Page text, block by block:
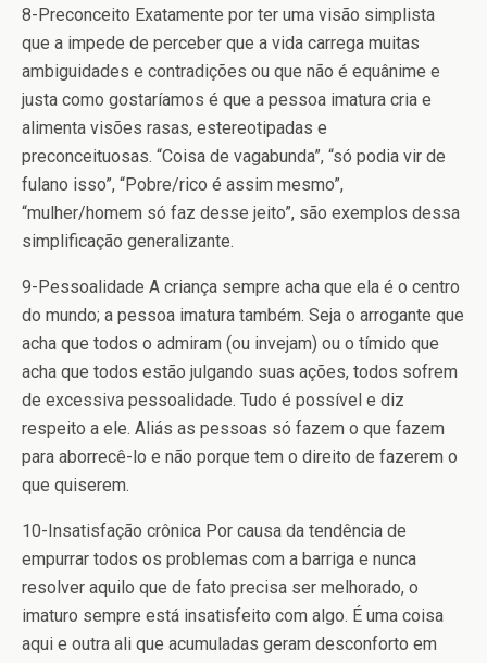
8-Preconceito Exatamente por ter uma visão simplista
que a impede de perceber que a vida carrega muitas
ambiguidades e contradições ou que não é equânime e
justa como gostaríamos é que a pessoa imatura cria e
alimenta visões rasas, estereotipadas e
preconceituosas. “Coisa de vagabunda”, “só podia vir de
fulano isso”, “Pobre/rico é assim mesmo”,
“mulher/homem só faz desse jeito”, são exemplos dessa
simplificação generalizante.
9-Pessoalidade A criança sempre acha que ela é o centro
do mundo; a pessoa imatura também. Seja o arrogante que
acha que todos o admiram (ou invejam) ou o tímido que
acha que todos estão julgando suas ações, todos sofrem
de excessiva pessoalidade. Tudo é possível e diz
respeito a ele. Aliás as pessoas só fazem o que fazem
para aborrecê-lo e não porque tem o direito de fazerem o
que quiserem.
10-Insatisfação crônica Por causa da tendência de
empurrar todos os problemas com a barriga e nunca
resolver aquilo que de fato precisa ser melhorado, o
imaturo sempre está insatisfeito com algo. É uma coisa
aqui e outra ali que acumuladas geram desconforto em